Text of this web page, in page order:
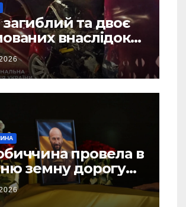
та двоє
внаслідок
Самбірщині
провела в
земну дорогу
Захисника – Олега